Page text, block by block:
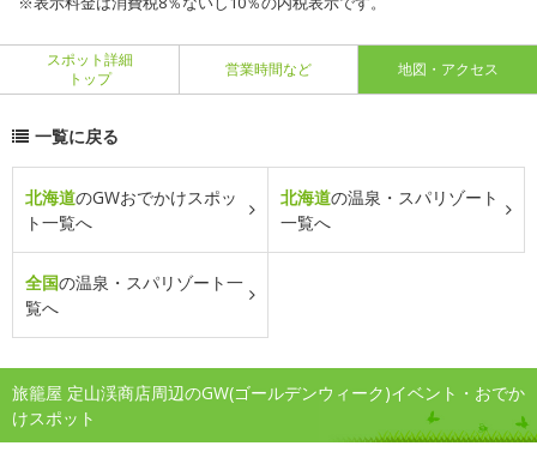
スポット詳細
トップ
営業時間など 地図・アクセス
一覧に戻る
北海道のGWおでかけスポッ
ト一覧へ
北海道の温泉・スパリゾート
一覧へ
全国の温泉・スパリゾート一
覧へ
旅籠屋 定山渓商店周辺のGW(ゴールデンウィーク)イベント・おでか
けスポット